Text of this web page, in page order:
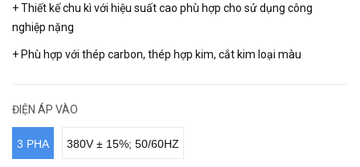
+ Thiết kế chu kì với hiệu suất cao phù hợp cho sử dụng công
nghiệp nặng
+ Phù hợp với thép carbon, thép hợp kim, cắt kim loại màu
ĐIỆN ÁP VÀO
3 PHA 380V ± 15%; 50/60HZ